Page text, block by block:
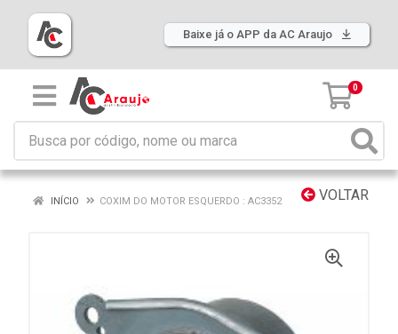
Baixe já o APP da AC Araujo
0
VOLTAR
INÍCIO COXIM DO MOTOR ESQUERDO : AC3352